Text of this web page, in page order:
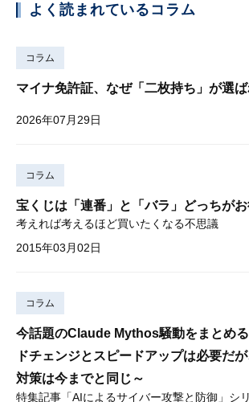
よく読まれているコラム
コラム
マイナ免許証、なぜ「二枚持ち」が選
2026年07月29日
コラム
宝くじは「連番」と「バラ」どっちがお
考えれば考えるほど買いたくなる不思議
2015年03月02日
コラム
今話題のClaude Mythos騒動をまとめ
ドチェンジとスピードアップは必要だ
対策は今までと同じ～
特集記事「AIによるサイバー攻撃と防御」シ